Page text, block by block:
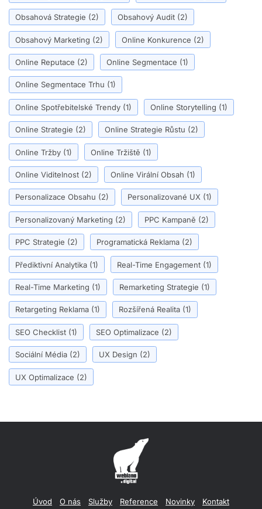
Obsahová Strategie (2) Obsahový Audit (2)
Obsahový Marketing (2) Online Konkurence (2)
Online Reputace (2) Online Segmentace (1)
Online Segmentace Trhu (1)
Online Spotřebitelské Trendy (1) Online Storytelling (1)
Online Strategie (2) Online Strategie Růstu (2)
Online Tržby (1) Online Tržiště (1)
Online Viditelnost (2) Online Virální Obsah (1)
Personalizace Obsahu (2) Personalizované UX (1)
Personalizovaný Marketing (2) PPC Kampaně (2)
PPC Strategie (2) Programatická Reklama (2)
Přediktivní Analytika (1) Real-Time Engagement (1)
Real-Time Marketing (1) Remarketing Strategie (1)
Retargeting Reklama (1) Rozšířená Realita (1)
SEO Checklist (1) SEO Optimalizace (2)
Sociální Média (2) UX Design (2)
UX Optimalizace (2)
Úvod O nás Služby Reference Novinky Kontakt